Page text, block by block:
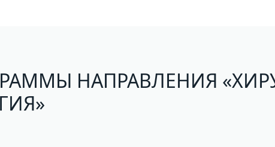
НАПРАВЛЕНИЯ